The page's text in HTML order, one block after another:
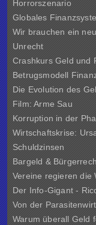
Horrorszenario
Globales
Wir brauchen ein
Unrecht
Crashkurs Geld und
Betrugsmodell
Die Evolution des
Film: Arme Sau
Korruption in der
Wirtschaftskrise:
Schuldzinsen
Bargeld &
Vereine regieren die
Der Info-Gigant -
Von der
Warum überall Geld